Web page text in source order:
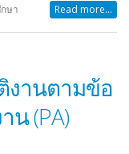
ษา Read more...
งานตามข้อ
(PA)